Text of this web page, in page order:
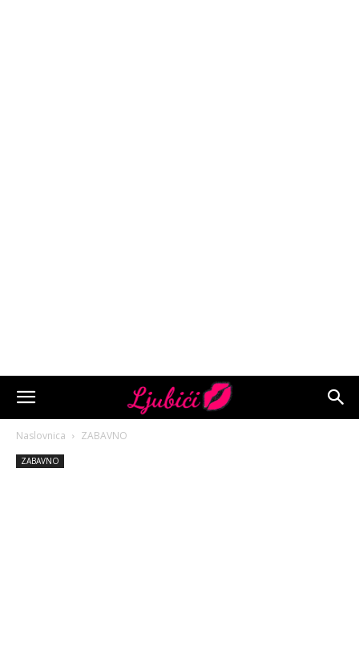
Naslovnica ZABAVNO
ZABAVNO